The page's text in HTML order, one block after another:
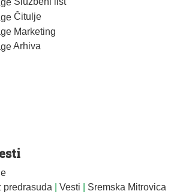
Čitulje
Marketing
Arhiva
predrasuda Vesti Sremska Mitrovica